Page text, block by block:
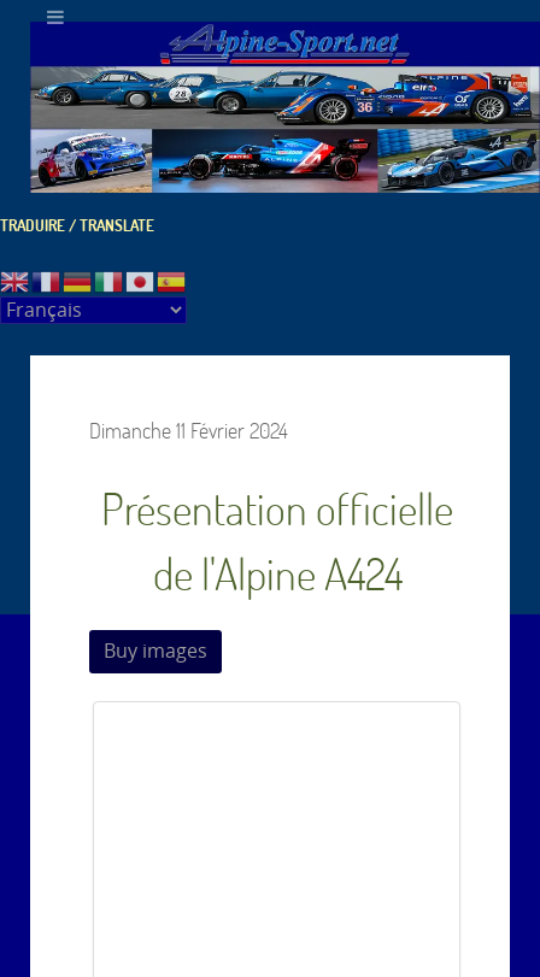
TRADUIRE / TRANSLATE
Dimanche 11 Février 2024
Présentation officielle
de l'Alpine A424
Buy images